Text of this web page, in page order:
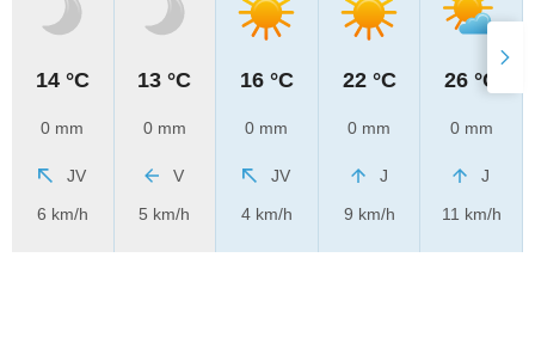
14 °C
0 mm
JV
6 km/h
13 °C
0 mm
V
5 km/h
16 °C
0 mm
JV
4 km/h
22 °C
0 mm
J
9 km/h
26 °C
0 mm
J
11 km/h